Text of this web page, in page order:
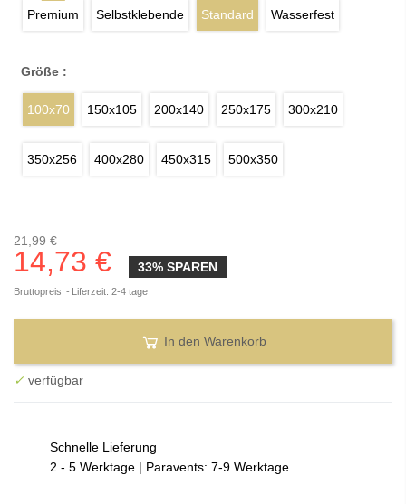
Premium Selbstklebende Standard Wasserfest
Größe :
100x70 150x105 200x140 250x175 300x210
350x256 400x280 450x315 500x350
21,99 €
14,73 € 33% SPAREN
Bruttopreis Liferzeit: 2-4 tage
In den Warenkorb
✓ verfügbar
Schnelle Lieferung
2 - 5 Werktage | Paravents: 7-9 Werktage.